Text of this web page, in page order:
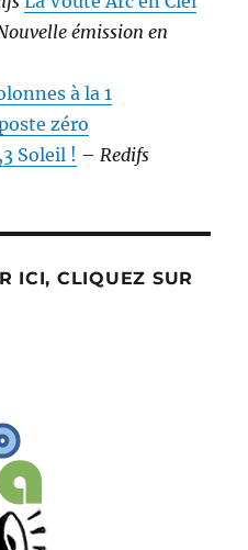
émission en
à la 1
zéro
Soleil ! – Redifs
ICI, CLIQUEZ SUR